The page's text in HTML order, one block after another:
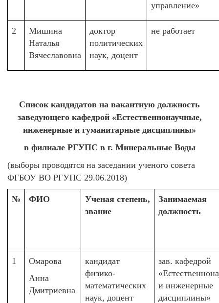
управление»
2
Мишина
Наталья
Вячеславовна
доктор
политических
наук, доцент
не работает
Список кандидатов на вакантную должность
заведующего кафедрой «Естественнонаучные,
инженерные и гуманитарные дисциплины»
в филиале РГУПС в г. Минеральные Воды
(выборы проводятся на заседании ученого совета
ФГБОУ ВО РГУПС 29.06.2018)
№ ФИО
Ученая степень,
звание
Занимаемая
должность
1
Омарова
Анна
Дмитриевна
кандидат
физико-
математических
наук, доцент
зав. кафедрой
и инженерные
дисциплины»